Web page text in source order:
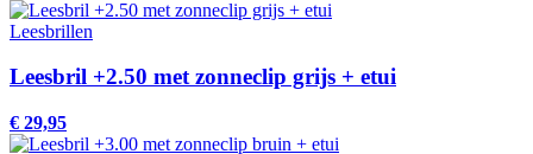
Leesbrillen
Leesbril +2.50 met zonneclip grijs + etui
€ 29,95